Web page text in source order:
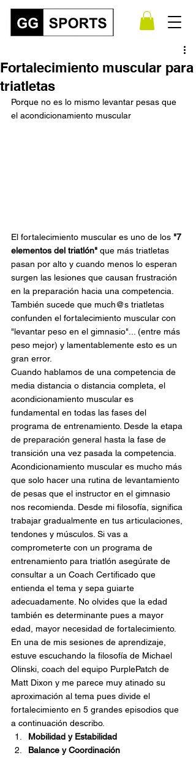
Fortalecimiento muscular para
triatletas
Porque no es lo mismo levantar pesas que
el acondicionamiento muscular
El fortalecimiento muscular es uno de los "7
elementos del triatlón" que más triatletas
pasan por alto y cuando menos lo esperan
surgen las lesiones que causan frustración
en la preparación hacia una competencia.
También sucede que much@s triatletas
confunden el fortalecimiento muscular con
"levantar peso en el gimnasio"... (entre más
peso mejor) y lamentablemente esto es un
gran error.
Cuando hablamos de una competencia de
media distancia o distancia completa, el
acondicionamiento muscular es
fundamental en todas las fases del
programa de entrenamiento. Desde la etapa
de preparación general hasta la fase de
transición una vez pasada la competencia.
Acondicionamiento muscular es mucho más
que solo hacer una rutina de levantamiento
de pesas que el instructor en el gimnasio
nos recomienda. Desde mi filosofía, significa
trabajar gradualmente en tus articulaciones,
tendones y músculos. Si vas a
comprometerte con un programa de
entrenamiento para triatlón asegúrate de
consultar a un Coach Certificado que
entienda el tema y sepa guiarte
adecuadamente. No olvides que la edad
también es determinante pues a mayor
edad, mayor necesidad de fortalecimiento.
En una de mis sesiones de aprendizaje,
estuve escuchando la filosofía de Michael
Olinski, coach del equipo PurplePatch de
Matt Dixon y me parece muy atinado su
aproximación al tema pues divide el
fortalecimiento en 5 grandes episodios que
a continuación describo.
Mobilidad y Estabilidad
Balance y Coordinación